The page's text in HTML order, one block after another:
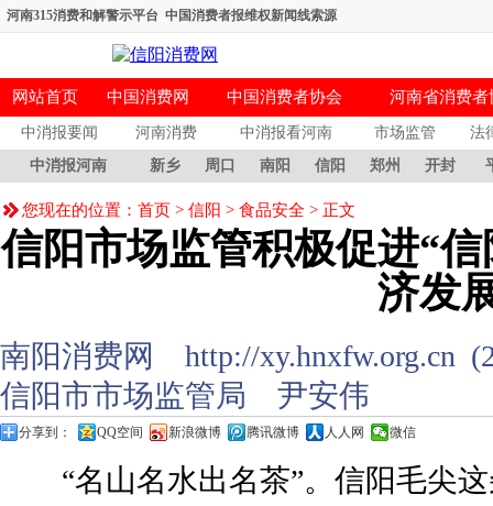
河南315消费和解警示平台 中国消费者报维权新闻线索源
网站首页 中国消费网 中国消费者协会 河南省消费者
中消报要闻 河南消费 中消报看河南 市场监管
法
中消报河南
新乡 周口 南阳 信阳 郑州 开封
您现在的位置： 首页 > 信阳 > 食品安全 > 正文
信阳市场监管积极促进“
济发
南阳消费网 http://xy.hnxfw.org.cn
信阳市市场监管局 尹安伟
分享到： QQ空间 新浪微博 腾讯微博 人人网 微信
“名山名水出名茶”。信阳毛尖这